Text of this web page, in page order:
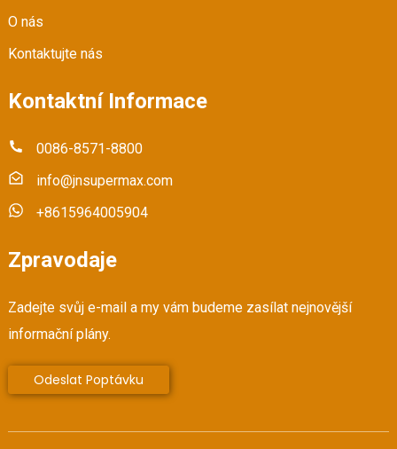
O nás
Kontaktujte nás
Kontaktní Informace
0086-8571-8800
info@jnsupermax.com
+8615964005904
Zpravodaje
Zadejte svůj e-mail a my vám budeme zasílat nejnovější
informační plány.
Odeslat Poptávku